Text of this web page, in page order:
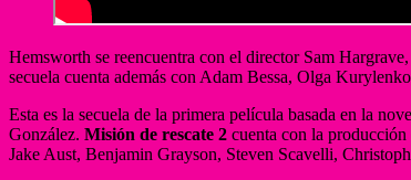
Hemsworth se reencuentra con el director Sam
secuela cuenta además con Adam Bessa, Olga
Esta es la secuela de la primera película basada en la
González. Misión de rescate 2 cuenta con la
Jake Aust, Benjamin Grayson, Steven Scavelli,